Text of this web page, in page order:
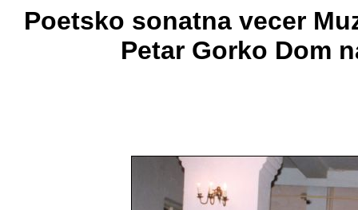
Poetsko sonatna vecer
Petar Gorko Dom